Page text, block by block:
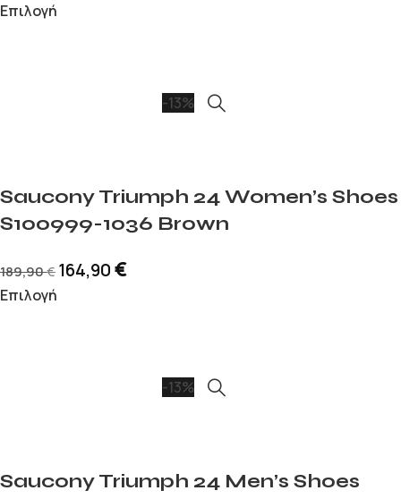
Επιλογή
-13%
Saucony Triumph 24 Women’s Shoes
S100999-1036 Brown
189,90€ 164,90€
Επιλογή
-13%
Saucony Triumph 24 Men’s Shoes